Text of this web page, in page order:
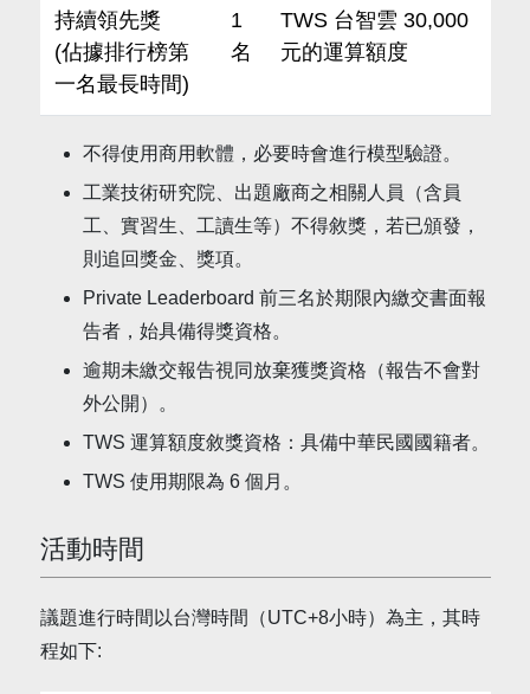
持續領先獎
(佔據排行榜第
一名最長時間)
1
名
TWS 台智雲 30,000
元的運算額度
不得使用商用軟體，必要時會進行模型驗證。
工業技術研究院、出題廠商之相關人員（含員
工、實習生、工讀生等）不得敘獎，若已頒發，
則追回獎金、獎項。
Private Leaderboard 前三名於期限內繳交書面報
告者，始具備得獎資格。
逾期未繳交報告視同放棄獲獎資格（報告不會對
外公開）。
TWS 運算額度敘獎資格：具備中華民國國籍者。
TWS 使用期限為 6 個月。
活動時間
議題進行時間以台灣時間（UTC+8小時）為主，其時
程如下: